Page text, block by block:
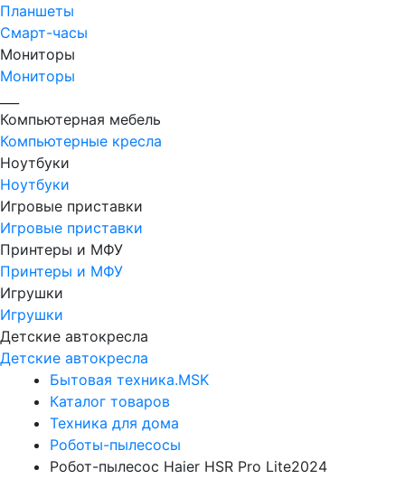
Планшеты
Смарт-часы
Мониторы
Мониторы
Компьютерная мебель
Компьютерные кресла
Ноутбуки
Ноутбуки
Игровые приставки
Игровые приставки
Принтеры и МФУ
Принтеры и МФУ
Игрушки
Игрушки
Детские автокресла
Детские автокресла
Бытовая техника.MSK
Каталог товаров
Техника для дома
Роботы-пылесосы
Робот-пылесос Haier HSR Pro Lite2024